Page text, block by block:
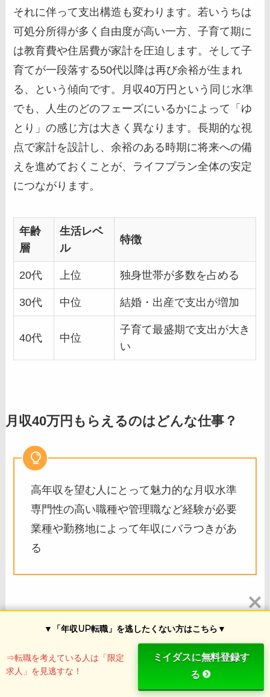
それに伴って支出構造も変わります。若いうちは
可処分所得が多く自由度が高い一方、子育て期に
は教育費や住居費が家計を圧迫します。そして子
育てが一段落する50代以降は再び余裕が生まれ
る、という傾向です。月収40万円という同じ水準
でも、人生のどのフェーズにいるかによって「ゆ
とり」の感じ方は大きく異なります。長期的な視
点で家計を設計し、余裕のある時期に将来への備
えを進めておくことが、ライフプラン全体の安定
につながります。
年齢
層
生活レベ
ル
特徴
20代 上位 独身世帯が多数を占める
30代 中位 結婚・出産で支出が増加
40代 中位
子育て最盛期で支出が大き
い
月収40万円もらえるのはどんな仕事？
高年収を望む人にとって魅力的な月収水準
専門性の高い職種や管理職など経験が必要
業種や勤務地によって年収にバラつきがあ
る
月収40万円は、一般的な会社員の平均年収を大き
く上回る高水準の収入です。
▼「年収UP転職」を逃したくない方はこちら▼
⇒転職を考えている人は「限定
求人」を見逃すな！
ミイダスに無料登録す
る